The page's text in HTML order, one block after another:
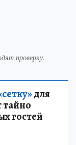
проверку.
для
тайно
гостей